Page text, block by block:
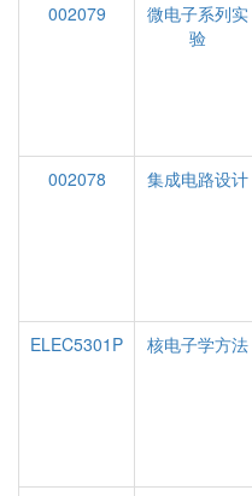
002079
微电子系列实
验
002078
集成电路设计
ELEC5301P
核电子学方法